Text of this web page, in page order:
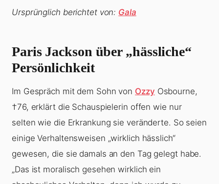
Ursprünglich berichtet von: Gala
Paris Jackson über „hässliche“
Persönlichkeit
Im Gespräch mit dem Sohn von Ozzy Osbourne,
†76, erklärt die Schauspielerin offen wie nur
selten wie die Erkrankung sie veränderte. So seien
einige Verhaltensweisen „wirklich hässlich“
gewesen, die sie damals an den Tag gelegt habe.
„Das ist moralisch gesehen wirklich ein